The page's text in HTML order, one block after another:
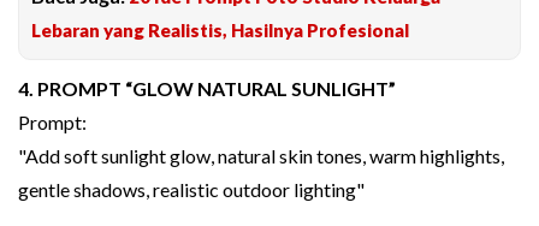
Lebaran yang Realistis, Hasilnya Profesional
4. PROMPT “GLOW NATURAL SUNLIGHT”
Prompt:
"Add soft sunlight glow, natural skin tones, warm highlights,
gentle shadows, realistic outdoor lighting"